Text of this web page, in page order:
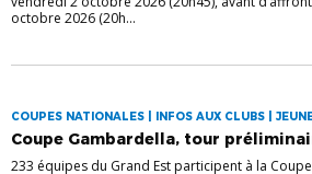
octobre 2026 (20h...
COUPES NATIONALES | INFOS AUX CLUBS |
Coupe Gambardella, tour
233 équipes du Grand Est participent à la